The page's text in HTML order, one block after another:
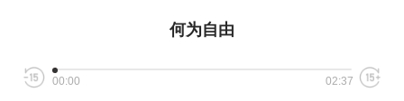
何为自由
00:00 02:37